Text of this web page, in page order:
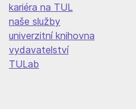
kariéra na TUL
naše služby
univerzitní knihovna
vydavatelství
TULab